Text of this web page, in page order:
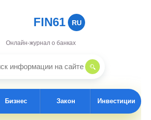
FIN61 RU
Онлайн-журнал о банках
Бизнес Закон Инвестиции